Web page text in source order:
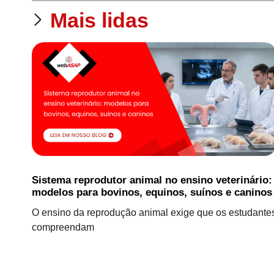
Mais lidas
Sistema reprodutor animal no ensino veterinário:
modelos para bovinos, equinos, suínos e caninos
O ensino da reprodução animal exige que os
compreendam